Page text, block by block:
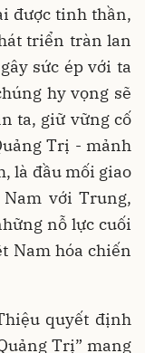
được tinh thần,
triển tràn lan
sức ép với ta
hy vọng sẽ
ta, giữ vững cố
Trị - mảnh
là đầu mối giao
với Trung,
nỗ lực cuối
Nam hóa chiến
quyết định
Trị” mang